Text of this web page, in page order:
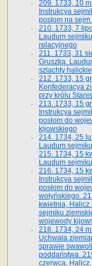
209. 1733, 10
Instrukcya
posłom na
210. 1733, 7
Laudum
relacyjnego
211. 1733, 31
Gruszką.
szlachty
212. 1733, 15
Konfederacya
przy królu
213. 1733, 15
Instrukcya
posłom do
kijowskiego
214. 1734, 25
Laudum
215. 1734, 15
Laudum
216. 1734, 15
Instrukcya
posłom do
wołyńskiego.
kwietnia,
sejmiku
wojewody
218. 1734, 24
Uchwała
sprawie
poddaństwa.
czerwca,